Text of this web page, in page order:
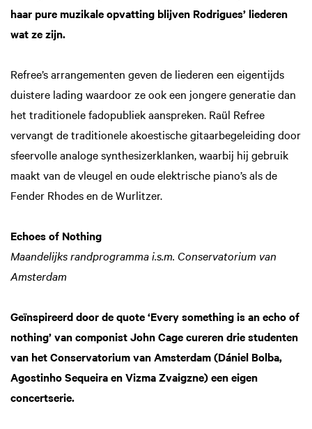
haar pure muzikale opvatting blijven Rodrigues’ liederen
wat ze zijn.
Refree’s arrangementen geven de liederen een eigentijds
duistere lading waardoor ze ook een jongere generatie dan
het traditionele fadopubliek aanspreken. Raül Refree
vervangt de traditionele akoestische gitaarbegeleiding door
sfeervolle analoge synthesizerklanken, waarbij hij gebruik
maakt van de vleugel en oude elektrische piano’s als de
Fender Rhodes en de Wurlitzer.
Echoes of Nothing
Maandelijks randprogramma i.s.m. Conservatorium van
Amsterdam
Geïnspireerd door de quote ‘Every something is an echo of
nothing’ van componist John Cage cureren drie studenten
van het Conservatorium van Amsterdam (Dániel Bolba,
Agostinho Sequeira en Vizma Zvaigzne) een eigen
concertserie.